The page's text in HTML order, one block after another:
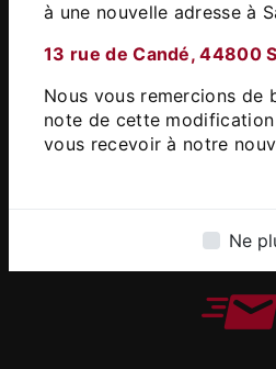
à une nouvelle adresse à
13 rue de Candé, 44800
Nous vous remercions de
note de cette
vous recevoir à notre
Ne